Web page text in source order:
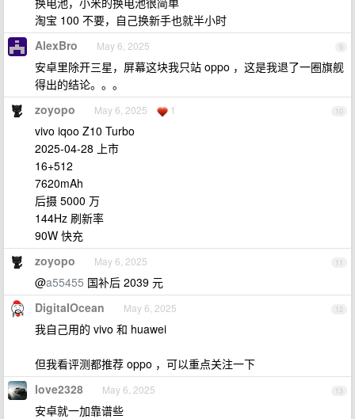
淘宝 100 不要，自己换新手也就半小时
9
AlexBro May 6, 2025
安卓里除开三星，屏幕这块我只站 oppo ，这是我退了一圈旗舰
得出的结论。。。
10
zoyopo May 6, 2025 1
vivo iqoo Z10 Turbo
2025-04-28 上市
16+512
7620mAh
后摄 5000 万
144Hz 刷新率
90W 快充
11
zoyopo May 6, 2025
@a55455 国补后 2039 元
12
DigitaIOcean May 6, 2025
我自己用的 vivo 和 huawei
但我看评测都推荐 oppo ，可以重点关注一下
13
love2328 May 6, 2025
安卓就一加靠谱些